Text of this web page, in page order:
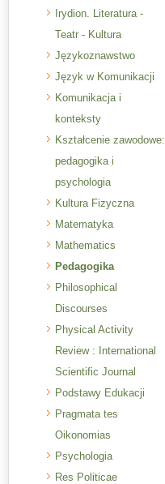
Irydion. Literatura -
Teatr - Kultura
Językoznawstwo
Język w Komunikacji
Komunikacja i
konteksty
Kształcenie zawodowe:
pedagogika i
psychologia
Kultura Fizyczna
Matematyka
Mathematics
Pedagogika
Philosophical
Discourses
Physical Activity
Review : International
Scientific Journal
Podstawy Edukacji
Pragmata tes
Oikonomias
Psychologia
Res Politicae